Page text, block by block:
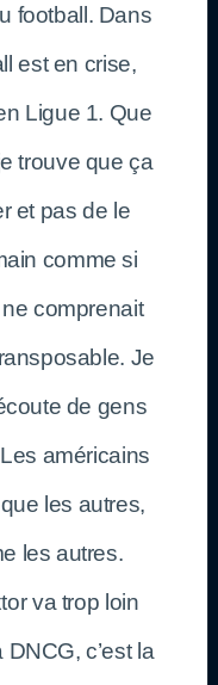
football. Dans
est en crise,
Ligue 1. Que
trouve que ça
et pas de le
comme si
ne comprenait
Je
de gens
américains
les autres,
les autres.
va trop loin
c’est la